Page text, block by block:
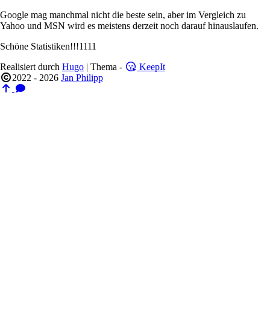
Google mag manchmal nicht die beste sein, aber im Vergleich zu
Yahoo und MSN wird es meistens derzeit noch darauf hinauslaufen.
Schöne Statistiken!!!1111
Realisiert durch Hugo | Thema -
KeepIt
2022 - 2026 Jan Philipp